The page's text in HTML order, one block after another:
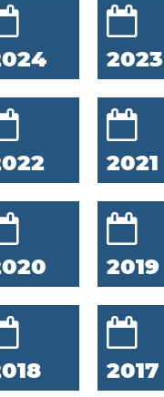
2023
2021
2019
2017